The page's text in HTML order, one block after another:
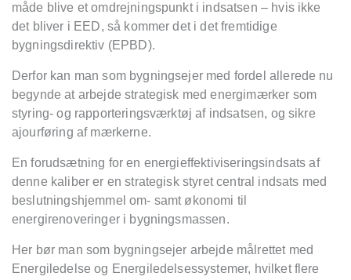
måde blive et omdrejningspunkt i indsatsen – hvis ikke
det bliver i EED, så kommer det i det fremtidige
bygningsdirektiv (EPBD).
Derfor kan man som bygningsejer med fordel allerede nu
begynde at arbejde strategisk med energimærker som
styring- og rapporteringsværktøj af indsatsen, og sikre
ajourføring af mærkerne.
En forudsætning for en energieffektiviseringsindsats af
denne kaliber er en strategisk styret central indsats med
beslutningshjemmel om- samt økonomi til
energirenoveringer i bygningsmassen.
Her bør man som bygningsejer arbejde målrettet med
Energiledelse og Energiledelsessystemer, hvilket flere